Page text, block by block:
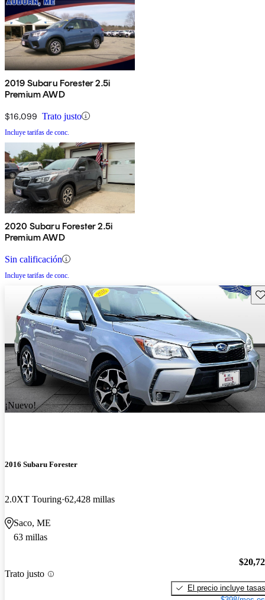
2019 Subaru Forester 2.5i
Premium AWD
$16,099 Trato justo
Incluye tarifas de conc.
2020 Subaru Forester 2.5i
Premium AWD
Sin calificación
Incluye tarifas de conc.
¡Nuevo!
2016 Subaru Forester
2.0XT Touring 62,428 millas
Saco, ME
63 millas
Trato justo
El precio incluye tasas